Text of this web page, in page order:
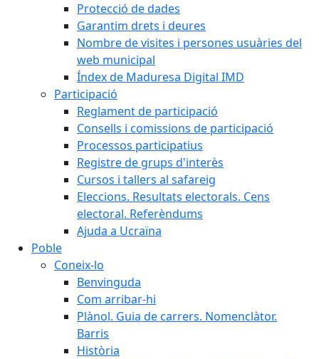
Protecció de dades
Garantim drets i deures
Nombre de visites i persones usuàries del
web municipal
Índex de Maduresa Digital IMD
Participació
Reglament de participació
Consells i comissions de participació
Processos participatius
Registre de grups d'interès
Cursos i tallers al safareig
Eleccions. Resultats electorals. Cens
electoral. Referèndums
Ajuda a Ucraïna
Poble
Coneix-lo
Benvinguda
Com arribar-hi
Plànol. Guia de carrers. Nomenclàtor.
Barris
Història